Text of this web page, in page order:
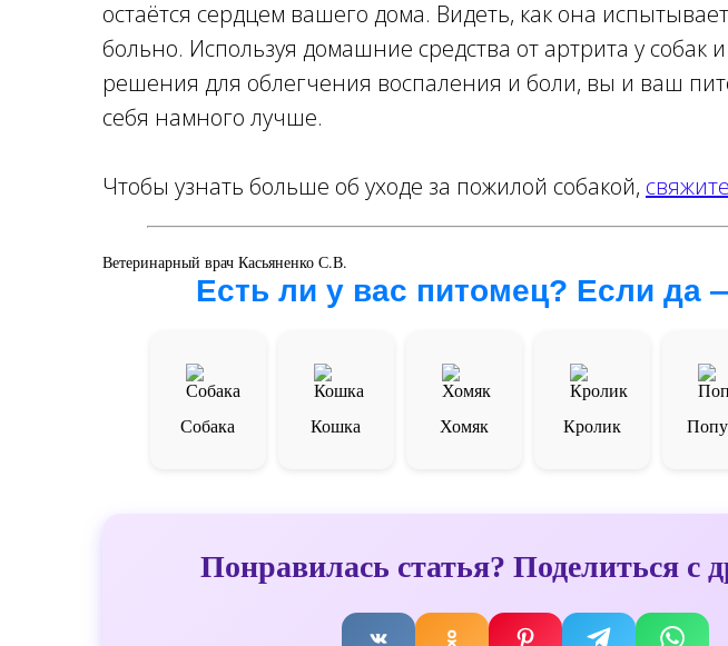
остаётся сердцем вашего дома. Видеть, как она
больно. Используя домашние средства от артрита у собак
решения для облегчения воспаления и боли, вы и ваш
себя намного лучше.
Чтобы узнать больше об уходе за пожилой собакой,
Ветеринарный врач Касьяненко С.В.
Есть ли у вас питомец? Если да
Собака Кошка Хомяк Кролик
Понравилась статья? Поделиться с